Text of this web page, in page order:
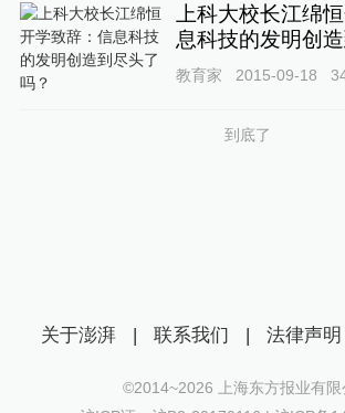
上科大校长江绵
息科技的发明创
教育家 2015-09-18
到底了
关于澎湃 | 联系我们 | 法律声明
©2014~2026 上海东方报业有限